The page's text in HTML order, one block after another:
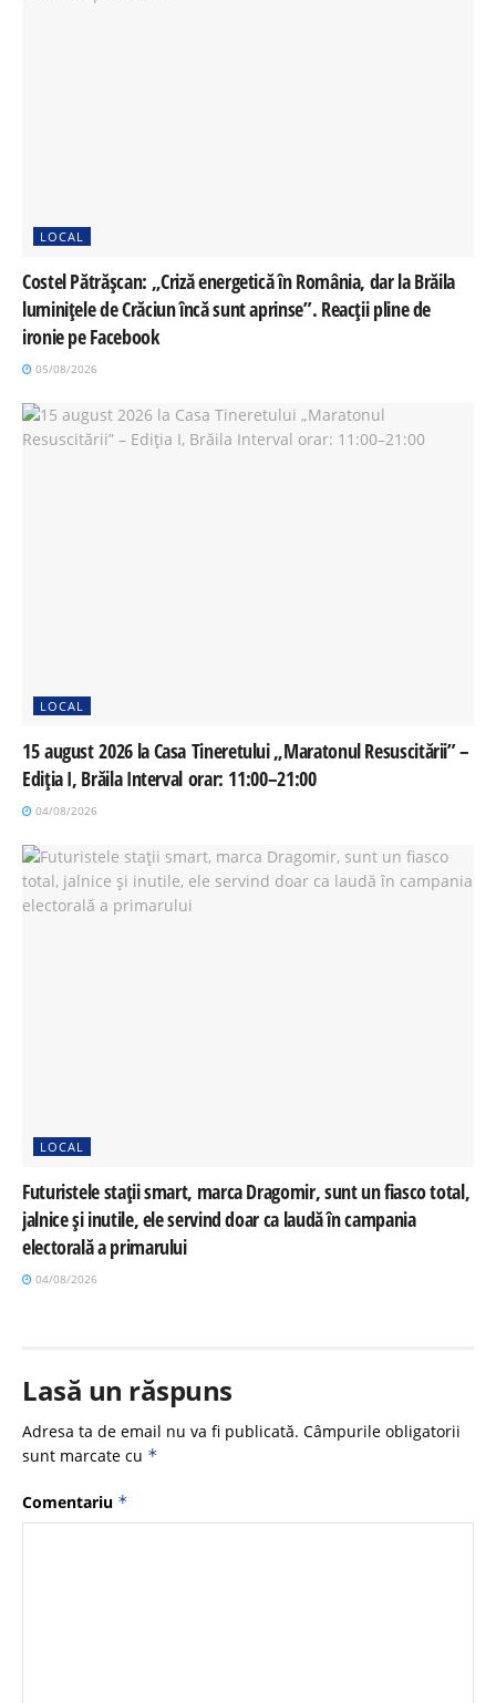
LOCAL
Costel Pătrășcan: „Criză energetică în România, dar la Brăila
luminițele de Crăciun încă sunt aprinse”. Reacții pline de
ironie pe Facebook
05/08/2026
LOCAL
15 august 2026 la Casa Tineretului „Maratonul Resuscitării” –
Ediția I, Brăila Interval orar: 11:00–21:00
04/08/2026
LOCAL
Futuristele stații smart, marca Dragomir, sunt un fiasco total,
jalnice și inutile, ele servind doar ca laudă în campania
electorală a primarului
04/08/2026
Lasă un răspuns
Adresa ta de email nu va fi publicată. Câmpurile obligatorii
sunt marcate cu *
Comentariu *